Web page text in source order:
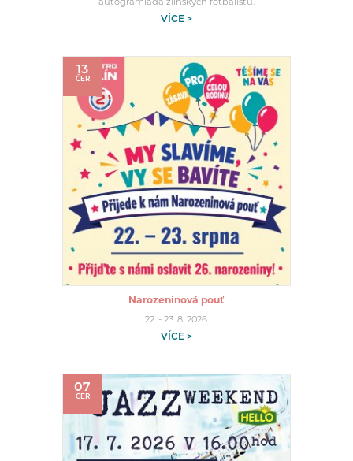
autogramiáda zlínských fotbalistů.
VÍCE >
13
ČER
Narozeninová pouť
22. - 23. 8. 2026
VÍCE >
07
ČER